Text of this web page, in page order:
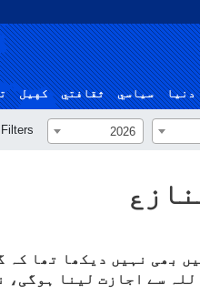
دنیا سياسي ثقافتي کهيل
2026
Filters
بھی نہیں دیکھا تھا کہ
سے اجازت لینا ہوگی،